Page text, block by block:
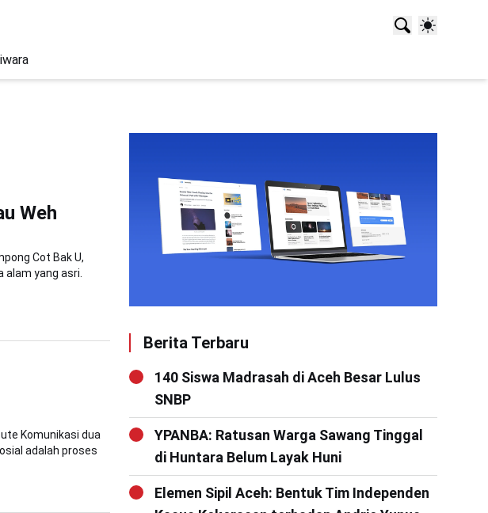
Weh
Cot Bak U,
alam yang asri.
Komunikasi dua
adalah proses
Berita Terbaru
140 Siswa Madrasah di Aceh Besar Lulus
SNBP
YPANBA: Ratusan Warga Sawang Tinggal
di Huntara Belum Layak Huni
Elemen Sipil Aceh: Bentuk Tim Independen